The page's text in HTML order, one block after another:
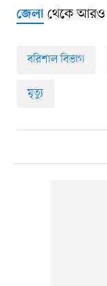
জেলাথেকে
বরিশাল বিভাগ
মৃত্যু